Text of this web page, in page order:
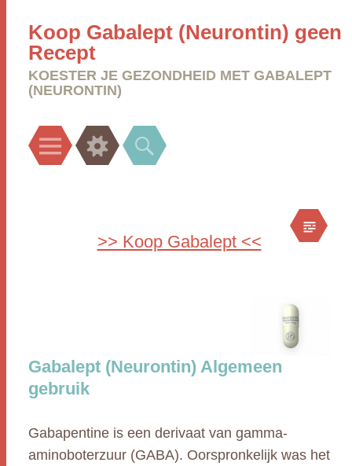
Koop Gabalept (Neurontin) geen
Recept
KOESTER JE GEZONDHEID MET GABALEPT
(NEURONTIN)
Menu Widgets Search
>> Koop Gabalept <<
Gabalept (Neurontin) Algemeen
gebruik
Gabapentine is een derivaat van gamma-
aminoboterzuur (GABA). Oorspronkelijk was het